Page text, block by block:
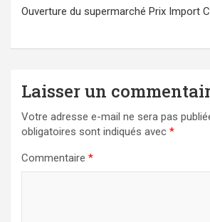
Ouverture du supermarché Prix Import
Laisser un
Votre adresse e-mail ne sera pas
obligatoires sont indiqués avec *
Commentaire *